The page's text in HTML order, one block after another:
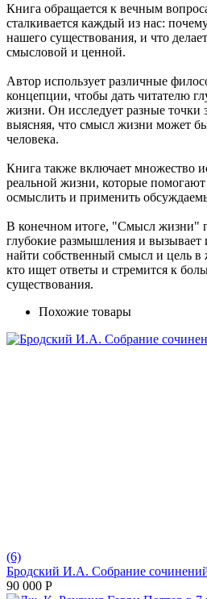
Книга обращается к вечным
сталкивается каждый из нас:
нашего существования, и что
смысловой и ценной.
Автор использует различные
концепции, чтобы дать читателю
жизни. Он исследует разные точки
выясняя, что смысл жизни может
человека.
Книга также включает множество
реальной жизни, которые
осмыслить и применить
В конечном итоге, "Смысл жизни"
глубокие размышления и вызывает
найти собственный смысл и цель в
кто ищет ответы и стремится к
существования.
Похожие товары
(6)
Бродский И.А. Собрание
90 000 Р